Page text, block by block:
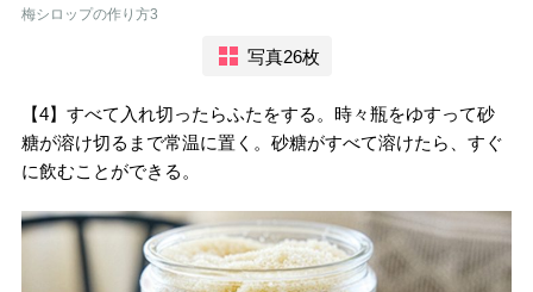
梅シロップの作り方3
写真26枚
【4】すべて入れ切ったらふたをする。時々瓶をゆすって砂
糖が溶け切るまで常温に置く。砂糖がすべて溶けたら、すぐ
に飲むことができる。